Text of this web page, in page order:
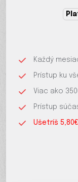
Každý
Prístup ku
Viac ako
Prístup
Ušetríš 5,80€